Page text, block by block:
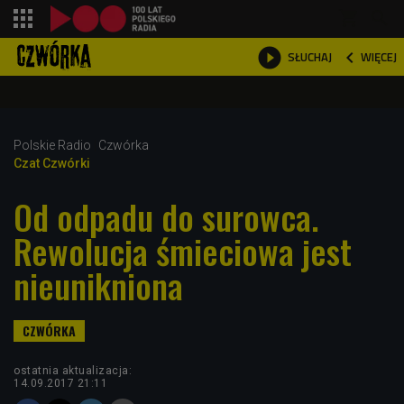
 SŁUCHAJ  WIĘCEJ

Polskie Radio
Czwórka
Czat Czwórki
Od odpadu do surowca.
Rewolucja śmieciowa jest
nieunikniona
ostatnia aktualizacja:
14.09.2017 21:11